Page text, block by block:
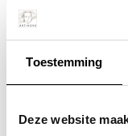
Toestemming
Deze website
verzonden.
De aangegeven
Niet goed, geld